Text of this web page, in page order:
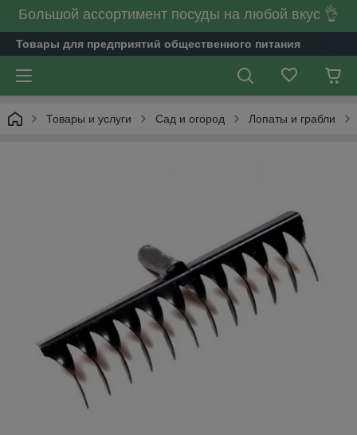
Большой ассортимент посуды на любой вкус 👌
Товары для предприятий общественного питания
Товары и услуги Сад и огород Лопаты и грабли